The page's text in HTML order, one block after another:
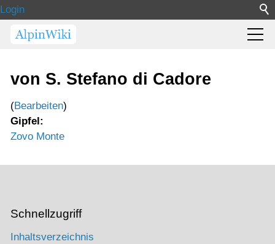
Login
von S. Stefano di Cadore
(Bearbeiten)
Gipfel:
Zovo Monte
Schnellzugriff
Inhaltsverzeichnis